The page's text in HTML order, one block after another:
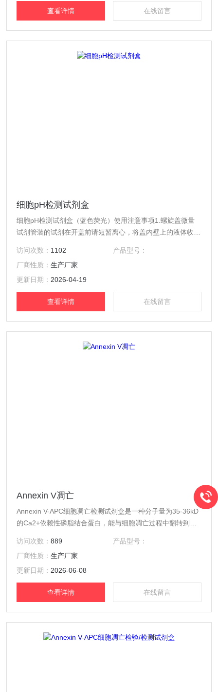
查看详情
在线留言
细胞pH检测试剂盒
细胞pH检测试剂盒（蓝色荧光）使用注意事项1.螺旋盖微量
试剂管装的试剂在开盖前请短暂离心，将盖内壁上的液体收集
室温，并对其进行简短离心使DMSO溶液集中于管底。2.pH
探针为DMSO溶液，冬季气温较低时在室温时为凝固状态，极
易粘附在管壁、吸头壁。注意需要加热溶解，吸头也需要放在
培养箱预热，否者容易再次凝固在吸头内壁产生损耗。
访问次数： 1102
产品型号：
厂商性质：生产厂家
更新日期： 2026-04-19
查看详情 在线留言
Annexin V凋亡
Annexin V-APC细胞凋亡检测试剂盒是一种分子量为35-36kD
的Ca2+依赖性磷脂结合蛋白，能与细胞凋亡过程中翻转到膜
DNA 片段化以及凋亡相关蛋白出现之前，这使得Annexin V
与PS 的结合成为凋亡早期的......
访问次数：889
产品型号：
厂商性质：生产厂家
更新日期： 2026-06-08
查看详情 在线留言